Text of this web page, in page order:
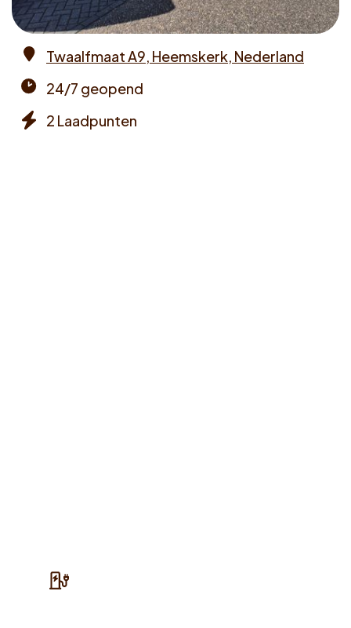
Voucher claimen
Dutch
Twaalfmaat A9, Heemskerk, Nederland
times
24/7 geopend
2 Laadpunten